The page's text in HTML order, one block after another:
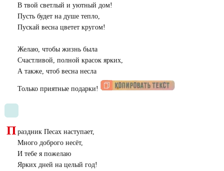
В твой светлый и уютный дом!
Пусть будет на душе тепло,
Пускай весна цветет кругом!
Желаю, чтобы жизнь была
Счастливой, полной красок ярких,
А также, чтоб весна несла
Только приятные подарки!
П раздник Песах наступает,
Много доброго несёт,
И тебе я пожелаю
Ярких дней на целый год!